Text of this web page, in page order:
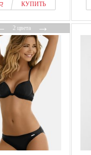
КУПИТЬ
2 цвета→